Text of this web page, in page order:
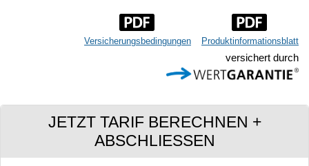
Produktinformationsblatt
Versicherungsbedingungen
versichert durch
JETZT TARIF BERECHNEN +
ABSCHLIESSEN